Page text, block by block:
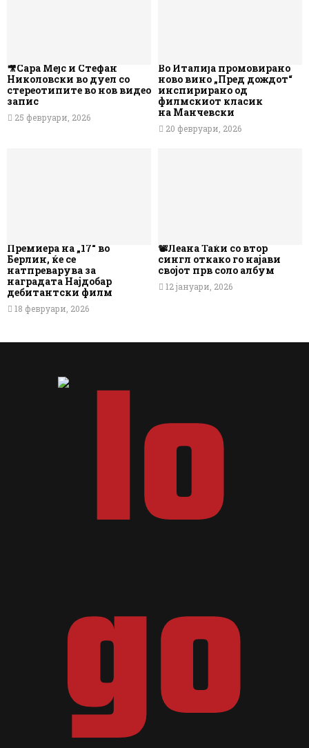
🎥Сара Мејс и Стефан
Николовски во дуел со
стереотипите во нов видео
запис
25 февруари, 2026
Во Италија промовирано
ново вино „Пред дождот“
инспирирано од
филмскиот класик
на Манчевски
20 февруари, 2026
Премиера на „17“ во
Берлин, ќе се
натпреварува за
наградата Најдобар
дебитантски филм
18 февруари, 2026
📽️Леана Таќи со втор
сингл откако го најави
својот прв соло албум
12 јануари, 2026